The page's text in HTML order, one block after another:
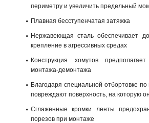
периметру и увеличить предельный
Плавная бесступенчатая затяжка
Нержавеющая сталь обеспечивает
крепление в агрессивных средах
Конструкция хомутов
монтажа-демонтажа
Благодаря специальной отбортовке
повреждают поверхность, на которую
Сглаженные кромки ленты
порезов при монтаже